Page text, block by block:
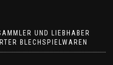
UND LIEBHABER
BLECHSPIELWAREN